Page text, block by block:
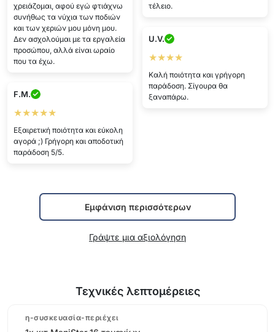
χρειάζομαι, αφού εγώ φτιάχνω
συνήθως τα νύχια των ποδιών
και των χεριών μου μόνη μου.
Δεν ασχολούμαι με τα εργαλεία
προσώπου, αλλά είναι ωραίο
που τα έχω.
τέλειο.
U.V.
★★★★
Καλή ποιότητα και γρήγορη
παράδοση. Σίγουρα θα
ξαναπάρω.
F.M.
★★★★★
Εξαιρετική ποιότητα και εύκολη
αγορά ;) Γρήγορη και αποδοτική
παράδοση 5/5.
Εμφάνιση περισσότερων
Γράψτε μια αξιολόγηση
Τεχνικές λεπτομέρειες
η-συσκευασία-περιέχει